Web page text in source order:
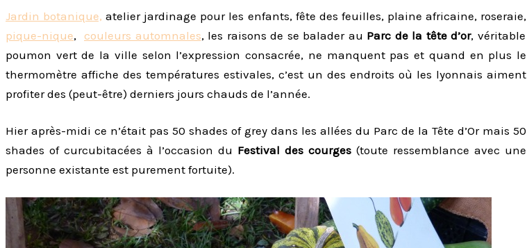
Jardin botanique, atelier jardinage pour les enfants, fête des feuilles, plaine africaine, roseraie,
pique-nique, couleurs automnales, les raisons de se balader au Parc de la tête d’or, véritable
poumon vert de la ville selon l’expression consacrée, ne manquent pas et quand en plus le
thermomètre affiche des températures estivales, c’est un des endroits où les lyonnais aiment
profiter des (peut-être) derniers jours chauds de l’année.
Hier après-midi ce n’était pas 50 shades of grey dans les allées du Parc de la Tête d’Or mais 50
shades of curcubitacées à l’occasion du Festival des courges (toute ressemblance avec une
personne existante est purement fortuite).